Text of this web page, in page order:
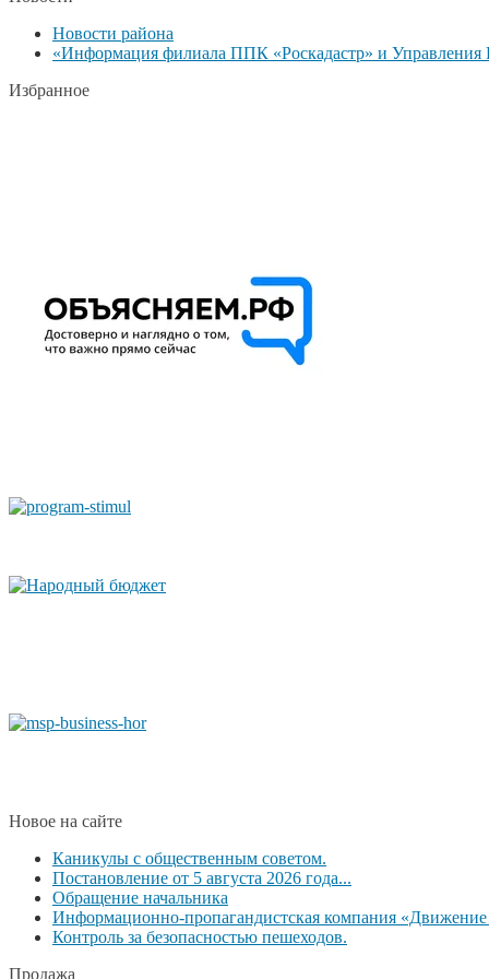
Новости района
«Информация филиала ППК «Роскадастр» и Управления
Избранное
Новое на сайте
Каникулы с общественным советом.
Постановление от 5 августа 2026 года...
Обращение начальника
Информационно-пропагандистская компания «Движение
Контроль за безопасностью пешеходов.
Продажа